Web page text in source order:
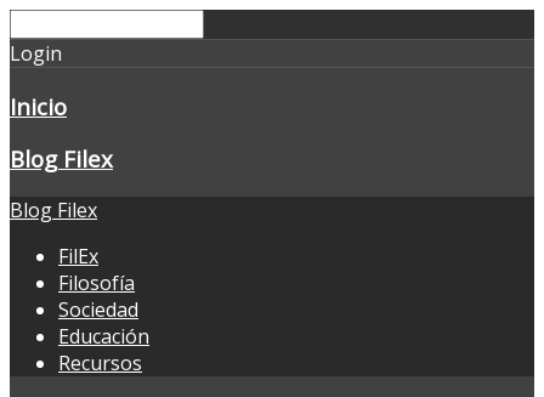
Login
Inicio
Blog Filex
Blog Filex
FilEx
Filosofía
Sociedad
Educación
Recursos